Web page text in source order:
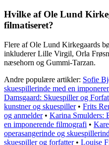
Hvilke af Ole Lund
filmatiseret?
Flere af Ole Lund Kirkegaards
inkluderer Lille Virgil, Orla
næsehorn og Gummi-Tarzan.
Andre populære artikler: Sofie
skuespillerinde med en
Damsgaard: Skuespiller og
kunstner og skuespiller• Frits
og anmelder• Karina Smulders:
en imponerende filmografi •
operasangerinde og
skuespiller og forfatter• Louise